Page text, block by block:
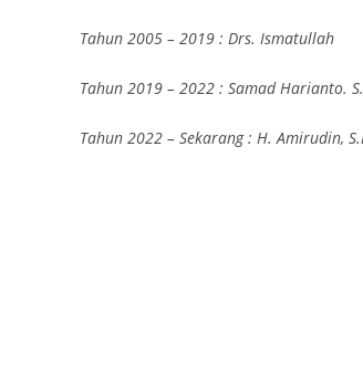
Tahun 2005 – 2019 : Drs. Ismatullah
Tahun 2019 – 2022 : Samad Harianto.
Tahun 2022 – Sekarang : H. Amirudin,